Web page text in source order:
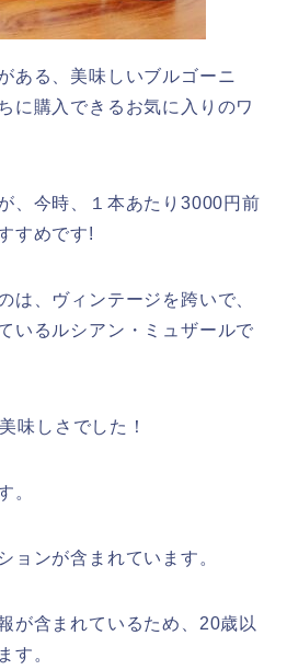
ある、美味しいブルゴーニ
に購入できるお気に入りのワ
、今時、１本あたり3000円前
すめです!
は、ヴィンテージを跨いで、
いるルシアン・ミュザールで
味しさでした！
。
ョンが含まれてい ます。
が含まれているため、20歳以
す。